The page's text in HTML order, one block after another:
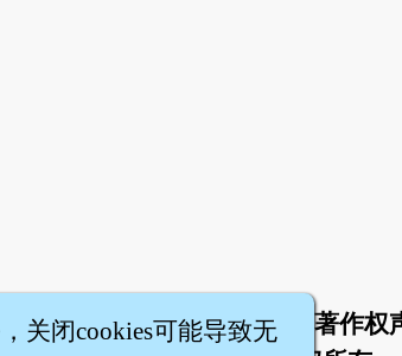
服务条款 隐私权条款
著作权
关闭cookies可能导致无